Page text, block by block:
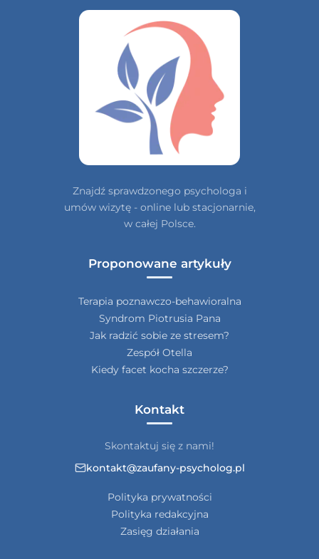
Znajdź sprawdzonego psychologa i
umów wizytę - online lub stacjonarnie,
w całej Polsce.
Proponowane artykuły
Terapia poznawczo-behawioralna
Syndrom Piotrusia Pana
Jak radzić sobie ze stresem?
Zespół Otella
Kiedy facet kocha szczerze?
Kontakt
Skontaktuj się z nami!
kontakt@zaufany-psycholog.pl
Polityka prywatności
Polityka redakcyjna
Zasięg działania